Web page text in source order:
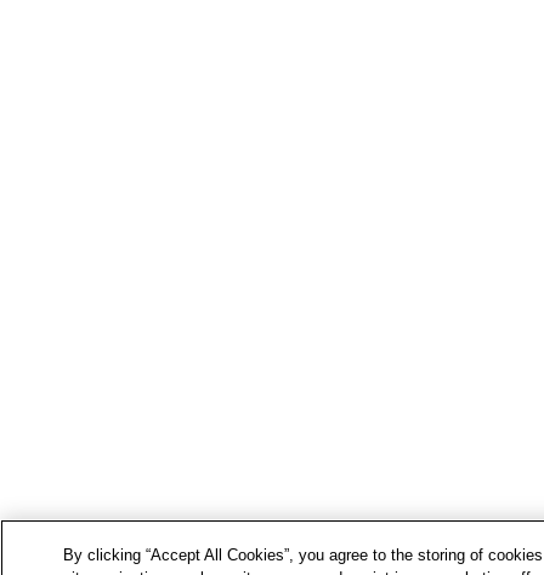
By clicking “Accept All Cookies”, you agree to the storing of